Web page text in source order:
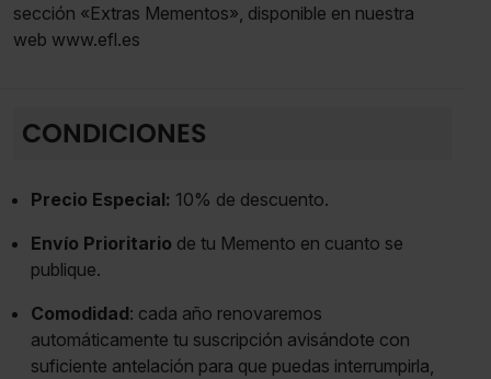
sección «Extras Mementos», disponible en nuestra
web www.efl.es
CONDICIONES
Precio Especial: 10% de descuento.
Envío Prioritario de tu Memento en cuanto se
publique.
Comodidad: cada año renovaremos
automáticamente tu suscripción avisándote con
suficiente antelación para que puedas interrumpirla,